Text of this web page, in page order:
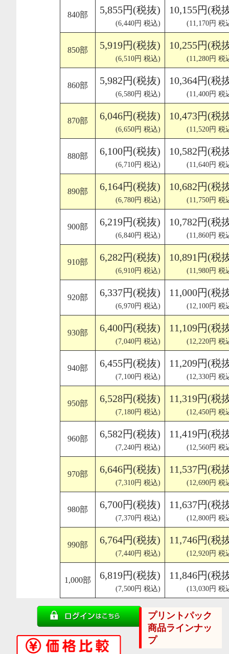
840部 5,855円(税抜)
(6,440円 税込)
10,155円(税
(11,170円 税
850部 5,919円(税抜)
(6,510円 税込)
10,255円(税
(11,280円 税
860部 5,982円(税抜)
(6,580円 税込)
10,364円(税
(11,400円 税
870部 6,046円(税抜)
(6,650円 税込)
10,473円(税
(11,520円 税
880部 6,100円(税抜)
(6,710円 税込)
10,582円(税
(11,640円 税
890部 6,164円(税抜)
(6,780円 税込)
10,682円(税
(11,750円 税
900部 6,219円(税抜)
(6,840円 税込)
10,782円(税
(11,860円 税
910部 6,282円(税抜)
(6,910円 税込)
10,891円(税
(11,980円 税
920部 6,337円(税抜)
(6,970円 税込)
11,000円(税
(12,100円 税
930部 6,400円(税抜)
(7,040円 税込)
11,109円(税
(12,220円 税
940部 6,455円(税抜)
(7,100円 税込)
11,209円(税
(12,330円 税
950部 6,528円(税抜)
(7,180円 税込)
11,319円(税
(12,450円 税
960部 6,582円(税抜)
(7,240円 税込)
11,419円(税
(12,560円 税
970部 6,646円(税抜)
(7,310円 税込)
11,537円(税
(12,690円 税
980部 6,700円(税抜)
(7,370円 税込)
11,637円(税
(12,800円 税
990部 6,764円(税抜)
(7,440円 税込)
11,746円(税
(12,920円 税
1,000部 6,819円(税抜)
(7,500円 税込)
11,846円(税
(13,030円 税
プリントパック
商品ラインナッ
プ